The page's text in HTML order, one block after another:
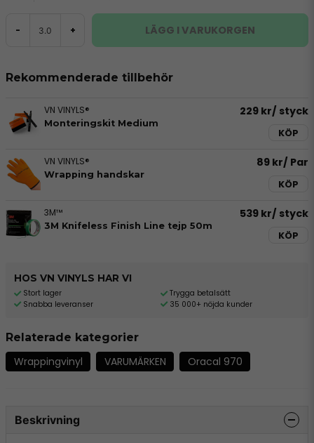
- + LÄGG I VARUKORGEN
Rekommenderade tillbehör
VN VINYLS®
Monteringskit Medium
229 kr/ styck
KÖP
VN VINYLS®
Wrapping handskar
89 kr/ Par
KÖP
3M™
3M Knifeless Finish Line tejp 50m
539 kr/ styck
KÖP
HOS VN VINYLS HAR VI
Stort lager
Snabba leveranser
Trygga betalsätt
35 000+ nöjda kunder
Relaterade kategorier
Wrappingvinyl VARUMÄRKEN Oracal 970
Beskrivning